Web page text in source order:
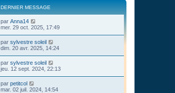
DERNIER MESSAGE
par Anna14
mer. 29 oct. 2025, 17:49
par sylvestre soleil
dim. 20 avr. 2025, 14:24
par sylvestre soleil
jeu. 12 sept. 2024, 22:13
par petitcol
mar. 02 juil. 2024, 14:54